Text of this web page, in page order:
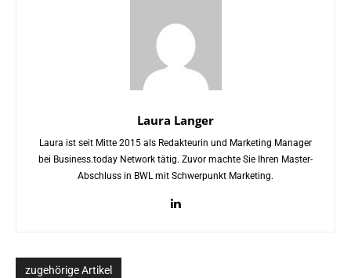
Laura Langer
Laura ist seit Mitte 2015 als Redakteurin und Marketing Manager
bei Business.today Network tätig. Zuvor machte Sie Ihren Master-
Abschluss in BWL mit Schwerpunkt Marketing.
zugehörige Artikel